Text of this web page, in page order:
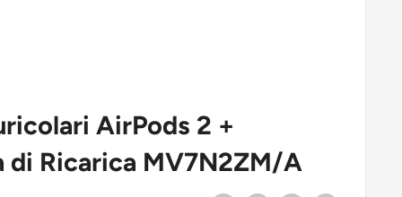
AirPods 2 +
di Ricarica MV7N2ZM/A